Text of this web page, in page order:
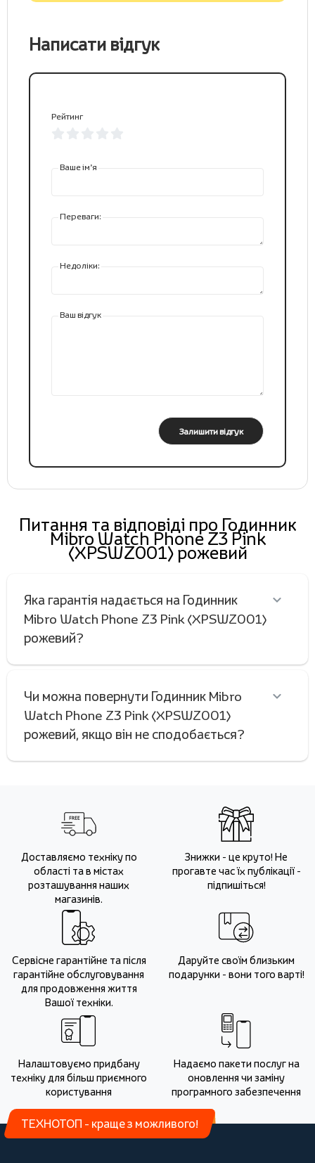
Написати відгук
Рейтинг
Ваше ім’я
Переваги:
Недоліки:
Ваш відгук
Залишити відгук
Питання та відповіді про Годинник
Mibro Watch Phone Z3 Pink
(XPSWZ001) рожевий
Яка гарантія надається на Годинник
Mibro Watch Phone Z3 Pink (XPSWZ001)
рожевий?
Чи можна повернути Годинник Mibro
Watch Phone Z3 Pink (XPSWZ001)
рожевий, якщо він не сподобається?
Доставляємо техніку по
області та в містах
розташування наших
магазинів.
Знижки - це круто! Не
прогавте час їх публікації -
підпишіться!
Сервісне гарантійне та після
гарантійне обслуговування
для продовження життя
Вашої техніки.
Даруйте своїм близьким
подарунки - вони того варті!
Налаштовуємо придбану
техніку для більш приємного
користування
Надаємо пакети послуг на
оновлення чи заміну
програмного забезпечення
ТЕХНОТОП - краще з можливого!